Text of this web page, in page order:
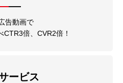
告動画で
CTR3倍、CVR2倍！
ービス